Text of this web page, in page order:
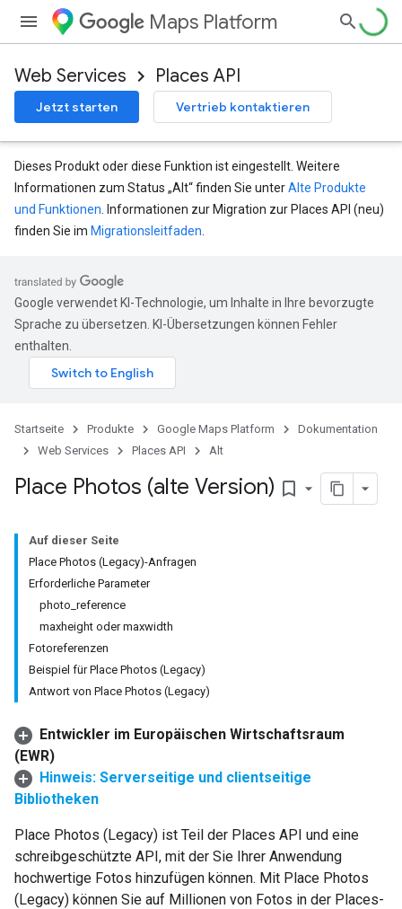
Maps Platform
Web Services Places API
Jetzt starten Vertrieb kontaktieren
Dieses Produkt oder diese Funktion ist eingestellt. Weitere
Informationen zum Status „Alt“ finden Sie unterAlte Produkte
und Funktionen . Informationen zur Migration zur Places API (neu)
finden Sie im Migrationsleitfaden
Google verwendet KI-Technologie, um Inhalte in Ihre bevorzugte
Sprache zu übersetzen. KI-Übersetzungen können Fehler
enthalten.
Startseite Produkte Google Maps Platform
Dokumentation
Web Services
Places API Alt
Place Photos (alte Version) bookmark_border
Auf dieser Seite
Place Photos (Legacy)-Anfragen
Erforderliche Parameter
photo_reference
maxheight oder maxwidth
Fotoreferenzen
Beispiel für Place Photos (Legacy)
Antwort von Place Photos (Legacy)
Entwickler im Europäischen Wirtschaftsraum
(EWR)
Hinweis: Serverseitige und clientseitige
Bibliotheken
Place Photos (Legacy) ist Teil der Places API und eine
schreibgeschützte API, mit der Sie Ihrer Anwendung
hochwertige Fotos hinzufügen können. Mit Place Photos
(Legacy) können Sie auf Millionen von Fotos in der Places-